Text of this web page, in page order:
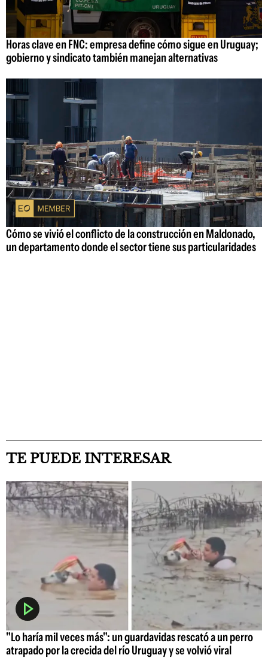
Horas clave en FNC: empresa define cómo sigue en Uruguay;
gobierno y sindicato también manejan alternativas
Cómo se vivió el conflicto de la construcción en Maldonado,
un departamento donde el sector tiene sus particularidades
TE PUEDE INTERESAR
"Lo haría mil veces más": un guardavidas rescató a un perro
atrapado por la crecida del río Uruguay y se volvió viral